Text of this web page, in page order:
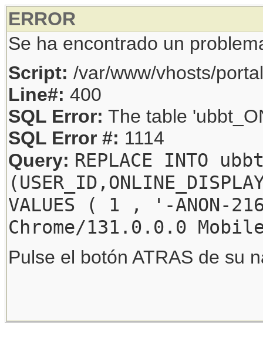
ERROR
Se ha encontrado un
Script: /var/www/vhosts/
Line#: 400
SQL Error: The table
SQL Error #: 1114
Query: REPLACE INTO
VALUES ( 1 , '-
Chrome/131.0.0.0
Pulse el botón ATRAS de su